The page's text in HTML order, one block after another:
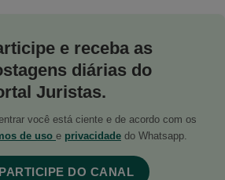
e receba as
diárias do
Juristas.
você está ciente e de acordo com os
de uso e privacidade do Whatsapp.
PARTICIPE DO CANAL